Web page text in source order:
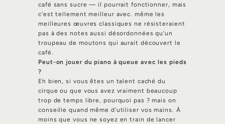
café sans sucre — il pourrait fonctionner, mais
c'est tellement meilleur avec. même les
meilleures œuvres classiques ne résisteraient
pas à des notes aussi désordonnées qu’un
troupeau de moutons qui aurait découvert le
café.
Peut-on jouer du piano à queue avec les pieds
?
Eh bien, si vous êtes un talent caché du
cirque ou que vous avez vraiment beaucoup
trop de temps libre, pourquoi pas ? mais on
conseille quand même d'utiliser vos mains. À
moins que vous ne soyez en train de lancer